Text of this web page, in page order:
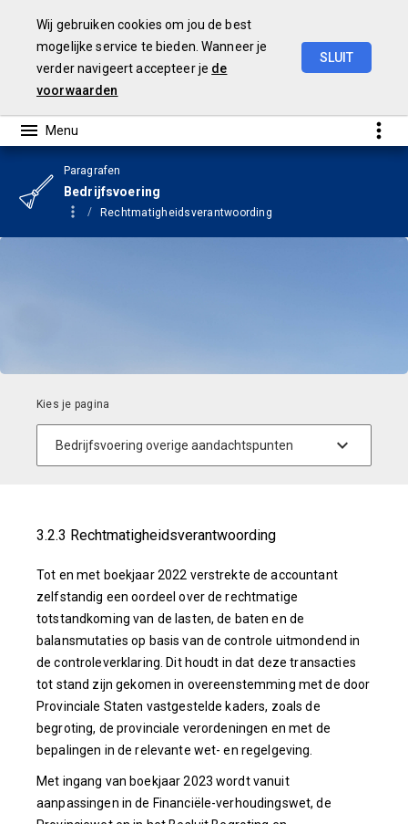
Wij gebruiken cookies om jou de best
mogelijke service te bieden. Wanneer je
verder navigeert accepteer je de
voorwaarden
SLUIT
Paragrafen
Bedrijfsvoering
Rechtmatigheidsverantwoording
3.2.3 Rechtmatigheidsverantwoording
Tot en met boekjaar 2022 verstrekte de accountant
zelfstandig een oordeel over de rechtmatige
totstandkoming van de lasten, de baten en de
balansmutaties op basis van de controle uitmondend in
de controleverklaring. Dit houdt in dat deze transacties
tot stand zijn gekomen in overeenstemming met de door
Provinciale Staten vastgestelde kaders, zoals de
begroting, de provinciale verordeningen en met de
bepalingen in de relevante wet- en regelgeving.
Met ingang van boekjaar 2023 wordt vanuit
aanpassingen in de Financiële-verhoudingswet, de